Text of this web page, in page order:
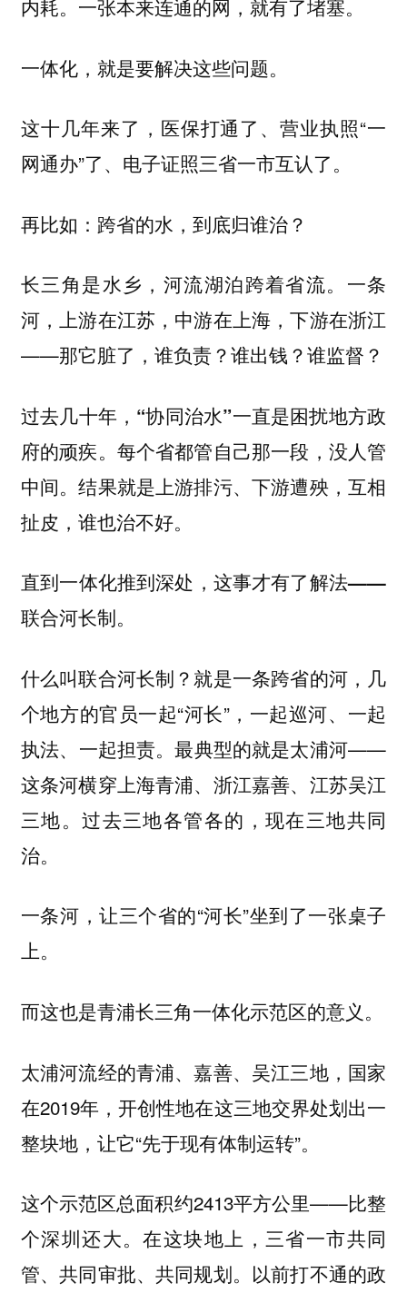
内耗。一张本来连通的网，就有了堵塞。
一体化，就是要解决这些问题。
这十几年来了，医保打通了、营业执照“一
网通办”了、电子证照三省一市互认了。
再比如：跨省的水，到底归谁治？
长三角是水乡，河流湖泊跨着省流。一条
河，上游在江苏，中游在上海，下游在浙江
——那它脏了，谁负责？谁出钱？谁监督？
过去几十年，“协同治水”一直是困扰地方政
府的顽疾。每个省都管自己那一段，没人管
中间。结果就是上游排污、下游遭殃，互相
扯皮，谁也治不好。
直到一体化推到深处，这事才有了解法——
联合河长制。
什么叫联合河长制？就是一条跨省的河，几
个地方的官员一起“河长”，一起巡河、一起
执法、一起担责。最典型的就是太浦河——
这条河横穿上海青浦、浙江嘉善、江苏吴江
三地。过去三地各管各的，现在三地共同
治。
一条河，让三个省的“河长”坐到了一张桌子
上。
而这也是青浦长三角一体化示范区的意义。
太浦河流经的青浦、嘉善、吴江三地，国家
在2019年，开创性地在这三地交界处划出一
整块地，让它“先于现有体制运转”。
这个示范区总面积约2413平方公里——比整
个深圳还大。在这块地上，三省一市共同
管、共同审批、共同规划。以前打不通的政